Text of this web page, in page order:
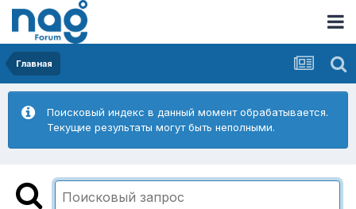
Главная
Поисковый индекс в данный момент обрабатывается.
Текущие результаты могут быть неполными.